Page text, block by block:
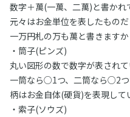
数字＋萬(一萬、二萬)と書かれ
元々はお金単位を表したものだ
一万円札の万も萬と書きますか
・筒子(ピンズ)
丸い図形の数で数字が表されて
一筒なら○1つ、二筒なら○2つ
柄はお金自体(硬貨)を表現して
・索子(ソウズ)